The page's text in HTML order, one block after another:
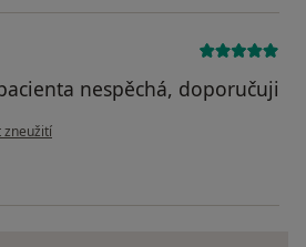
nespěchá, doporučuji
uživatele Pacient
zneužití